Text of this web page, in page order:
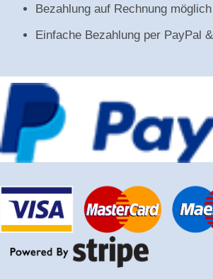
Bezahlung auf Rechnung möglich
Einfache Bezahlung per PayPal